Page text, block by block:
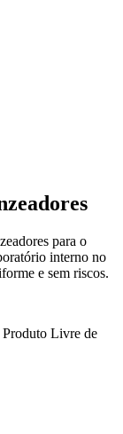
para o
interno no
e sem riscos.
Livre de